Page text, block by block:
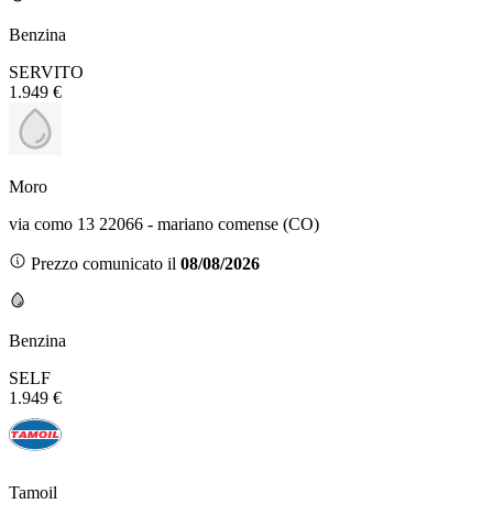
Benzina
SERVITO
1.949 €
Moro
via como 13 22066 - mariano comense (CO)
Prezzo comunicato il 08/08/2026
Benzina
SELF
1.949 €
Tamoil